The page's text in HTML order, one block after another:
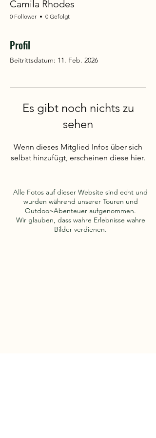
Camila Rhodes
0 Follower 0 Gefolgt
Profil
Beitrittsdatum: 11. Feb. 2026
Es gibt noch nichts zu
sehen
Wenn dieses Mitglied Infos über sich
selbst hinzufügt, erscheinen diese hier.
Alle Fotos auf dieser Website sind echt und
wurden während unserer Touren und
Outdoor-Abenteuer aufgenommen.
Wir glauben, dass wahre Erlebnisse wahre
Bilder verdienen.